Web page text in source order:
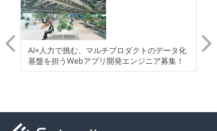
オープンな情報共有
KPI などチームの目標・実績値について、メンバーの
誰もがいつでも閲覧可能になっている
ドキュメントの整備やペアプロ、モブワークなど、ナ
レッジの共有を積極的に行っている（属人性を減らす
労働環境の自由度
フレックスタイム制または裁量労働制を採用している
AI×人力で挑む、マルチプロダクトのデータ化
基盤を担うWebアプリ開発エンジニア募集！